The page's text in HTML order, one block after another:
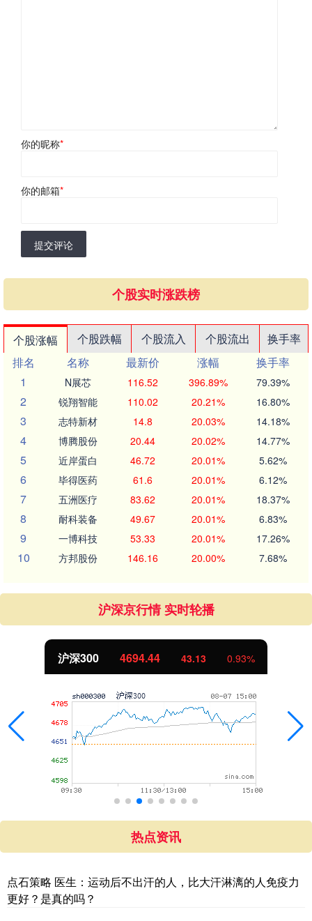
你的昵称*
你的邮箱*
提交评论
个股实时涨跌榜
个股涨幅 个股跌幅 个股流入 个股流出
换手率
排名
名称 最新价 涨幅
换手率
1
N展芯 116.52 396.89% 79.39%
2 锐翔智能 110.02 20.21% 16.80%
3 志特新材 14.8 20.03% 14.18%
4 博腾股份 20.44 20.02% 14.77%
5 近岸蛋白 46.72 20.01% 5.62%
6 毕得医药 61.6 20.01% 6.12%
7 五洲医疗 83.62 20.01% 18.37%
8 耐科装备 49.67 20.01% 6.83%
9 一博科技 53.33 20.01% 17.26%
10 方邦股份 146.16 20.00% 7.68%
沪深京行情 实时轮播
沪深300 4694.44 43.13 0.93%
热点资讯
点石策略 医生：运动后不出汗的人，比大汗淋漓的人免疫力
更好？是真的吗？